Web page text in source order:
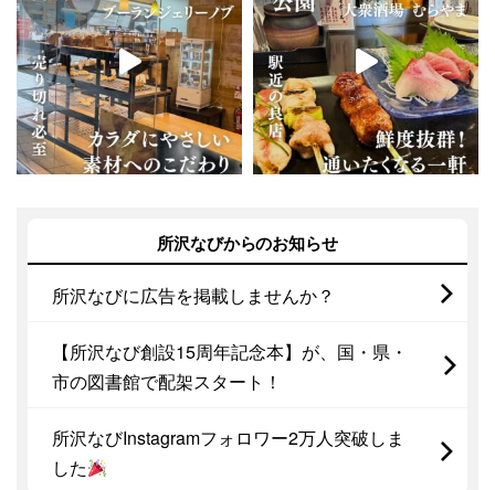
所沢なびからのお知らせ
所沢なびに広告を掲載しませんか？
【所沢なび創設15周年記念本】が、国・県・
市の図書館で配架スタート！
所沢なびInstagramフォロワー2万人突破しま
した